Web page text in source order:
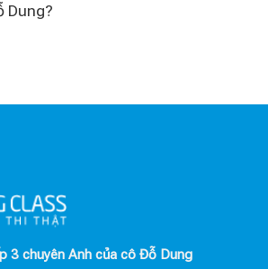
Dung?
3 chuyên Anh của cô Đỗ Dung